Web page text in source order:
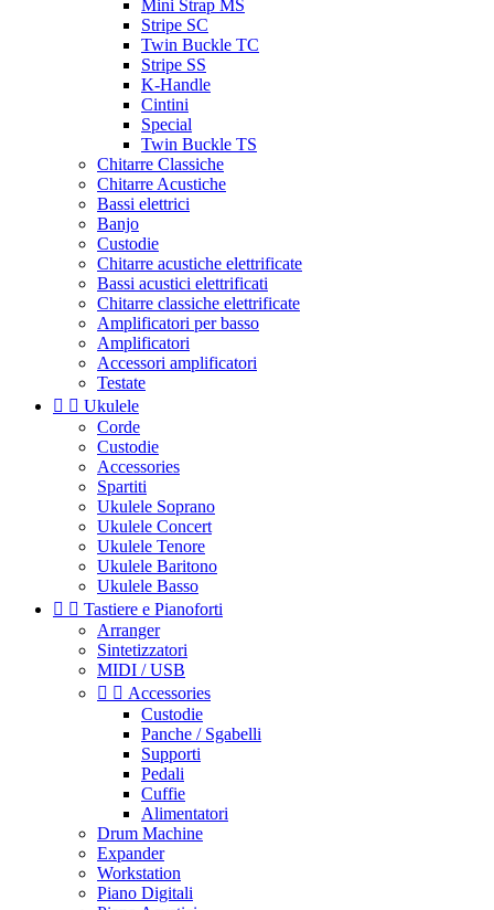
Mini Strap MS
Stripe SC
Twin Buckle TC
Stripe SS
K-Handle
Cintini
Special
Twin Buckle TS
Chitarre Classiche
Chitarre Acustiche
Bassi elettrici
Banjo
Custodie
Chitarre acustiche elettrificate
Bassi acustici elettrificati
Chitarre classiche elettrificate
Amplificatori per basso
Amplificatori
Accessori amplificatori
Testate
  Ukulele
Corde
Custodie
Accessories
Spartiti
Ukulele Soprano
Ukulele Concert
Ukulele Tenore
Ukulele Baritono
Ukulele Basso
  Tastiere e Pianoforti
Arranger
Sintetizzatori
MIDI / USB
  Accessories
Custodie
Panche / Sgabelli
Supporti
Pedali
Cuffie
Alimentatori
Drum Machine
Expander
Workstation
Piano Digitali